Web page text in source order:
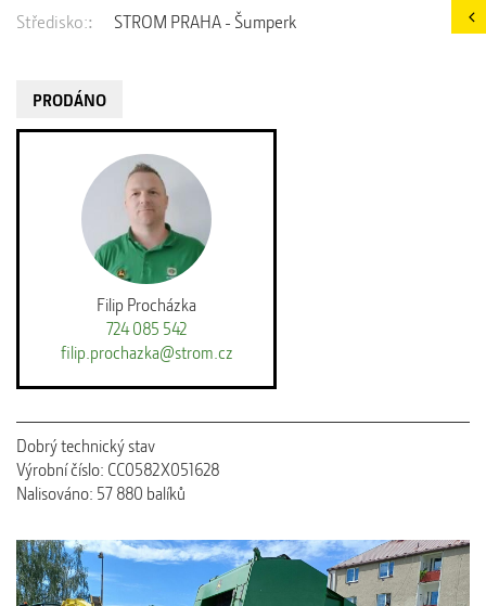
Středisko:
STROM PRAHA - Šumperk
PRODÁNO
Filip Procházka
724 085 542
filip.prochazka@strom.cz
Dobrý technický stav
Výrobní číslo: CC0582X051628
Nalisováno: 57 880 balíků